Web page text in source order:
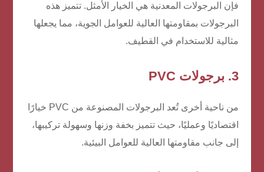
فإن البرجولات المعدنية هي الخيار الأمثل. تتميز هذه
البرجولات بمقاومتها العالية للعوامل الجوية، مما يجعلها
مثالية للاستخدام في القطيف.
3. برجولات PVC
من ناحية أخرى تُعد البرجولات المصنوعة من PVC خيارًا
اقتصاديًا وعمليًا، حيث تتميز بخفة وزنها وسهولة تركيبها،
إلى جانب مقاومتها العالية للعوامل البيئية.